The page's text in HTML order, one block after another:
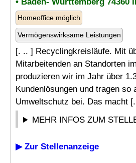
Homeoffice möglich
Vermögenswirksame Leistungen
[. .. ] Recyclingkreisläufe. Mit
Mitarbeitenden an Standorten
produzieren wir im Jahr über
Kundenlösungen und tragen so
Umweltschutz bei. Das macht
MEHR INFOS ZUM
▶ Zur Stellenanzeige